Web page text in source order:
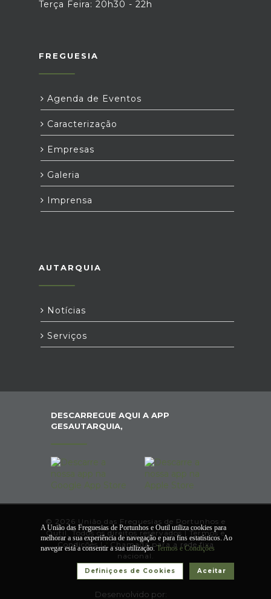
Terça Feira: 20h30 - 22h
FREGUESIA
Agenda de Eventos
Caracterização
Empresas
Galeria
Imprensa
AUTARQUIA
Notícias
Serviços
DESCARREGUE AQUI A APP
GESAUTARQUIA,
© 2026 União das Freguesias de Portunhos e
Outil. Todos os direitos reservados |Termos e
Condições |* Chamada para a rede fixa
nacional.
Desenvolvido por:
A União das Freguesias de Portunhos e Outil utiliza cookies para
melhorar a sua experiência de navegação e para fins estatísticos. Ao
navegar está a consentir a sua utilização.Termos e Condições
Aceitar
Definiçoes de Cookies